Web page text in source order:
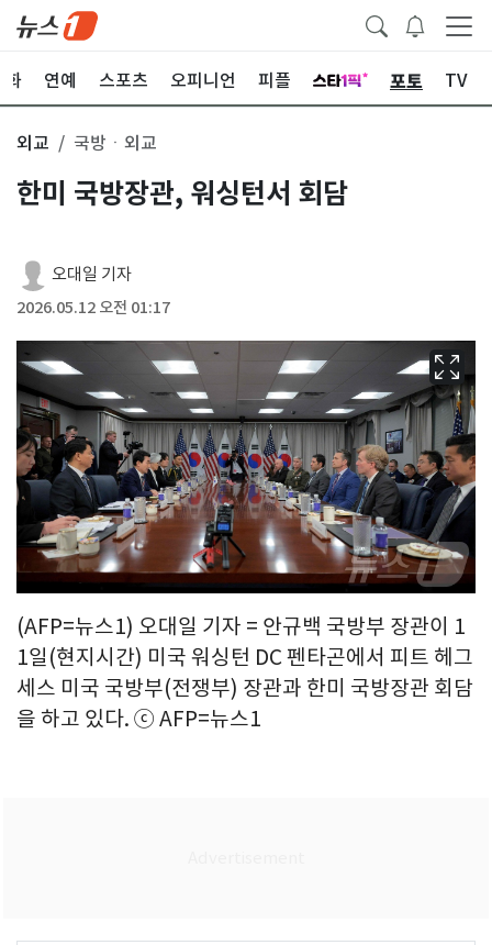
화 연예 스포츠 오피니언 피플 포토 TV
외교 국방ㆍ외교
한미 국방장관, 워싱턴서 회담
오대일 기자
2026.05.12 오전 01:17
(AFP=뉴스1) 오대일 기자 = 안규백 국방부 장관이 1
1일(현지시간) 미국 워싱턴 DC 펜타곤에서 피트 헤그
세스 미국 국방부(전쟁부) 장관과 한미 국방장관 회담
을 하고 있다. ⓒ AFP=뉴스1